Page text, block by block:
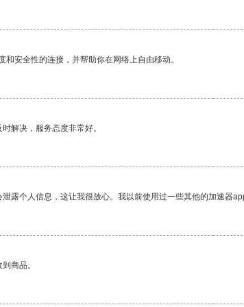
安全性的连接，并帮助你在网络上自由移动。
解决，服务态度非常好。
露个人信息，这让我很放心。我以前使用过一些其他的加速器
商品。